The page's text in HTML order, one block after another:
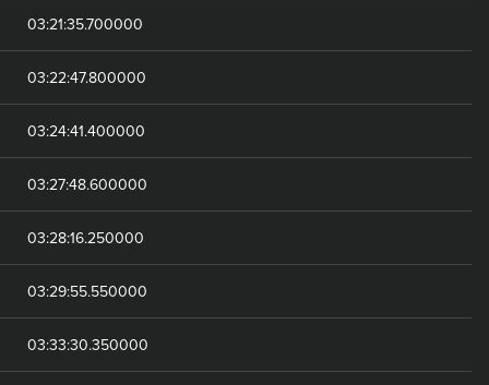
03:21:35.700000
03:22:47.800000
03:24:41.400000
03:27:48.600000
03:28:16.250000
03:29:55.550000
03:33:30.350000